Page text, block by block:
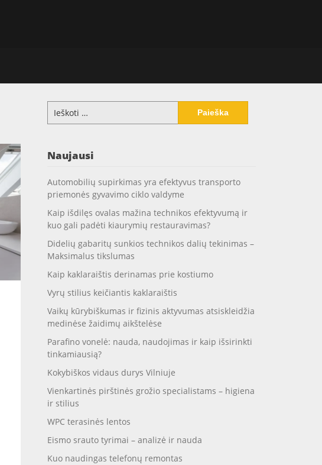
Ieškoti:
Naujausi
Automobilių supirkimas yra efektyvus transporto
priemonės gyvavimo ciklo valdyme
Kaip išdilęs ovalas mažina technikos efektyvumą ir
kuo gali padėti kiaurymių restauravimas?
Didelių gabaritų sunkios technikos dalių tekinimas –
Maksimalus tikslumas
Kaip kaklaraištis derinamas prie kostiumo
Vyrų stilius keičiantis kaklaraištis
Vaikų kūrybiškumas ir fizinis aktyvumas atsiskleidžia
medinėse žaidimų aikštelėse
Parafino vonelė: nauda, naudojimas ir kaip išsirinkti
tinkamiausią?
Kokybiškos vidaus durys Vilniuje
Vienkartinės pirštinės grožio specialistams – higiena
ir stilius
WPC terasinės lentos
Eismo srauto tyrimai – analizė ir nauda
Kuo naudingas telefonų remontas